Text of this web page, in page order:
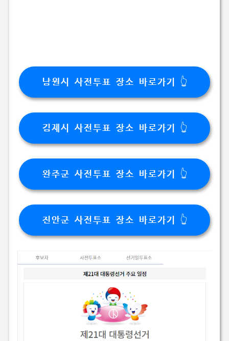
남원시 사전투표 장소 바로가기 👆
김제시 사전투표 장소 바로가기 👆
완주군 사전투표 장소 바로가기 👆
진안군 사전투표 장소 바로가기 👆